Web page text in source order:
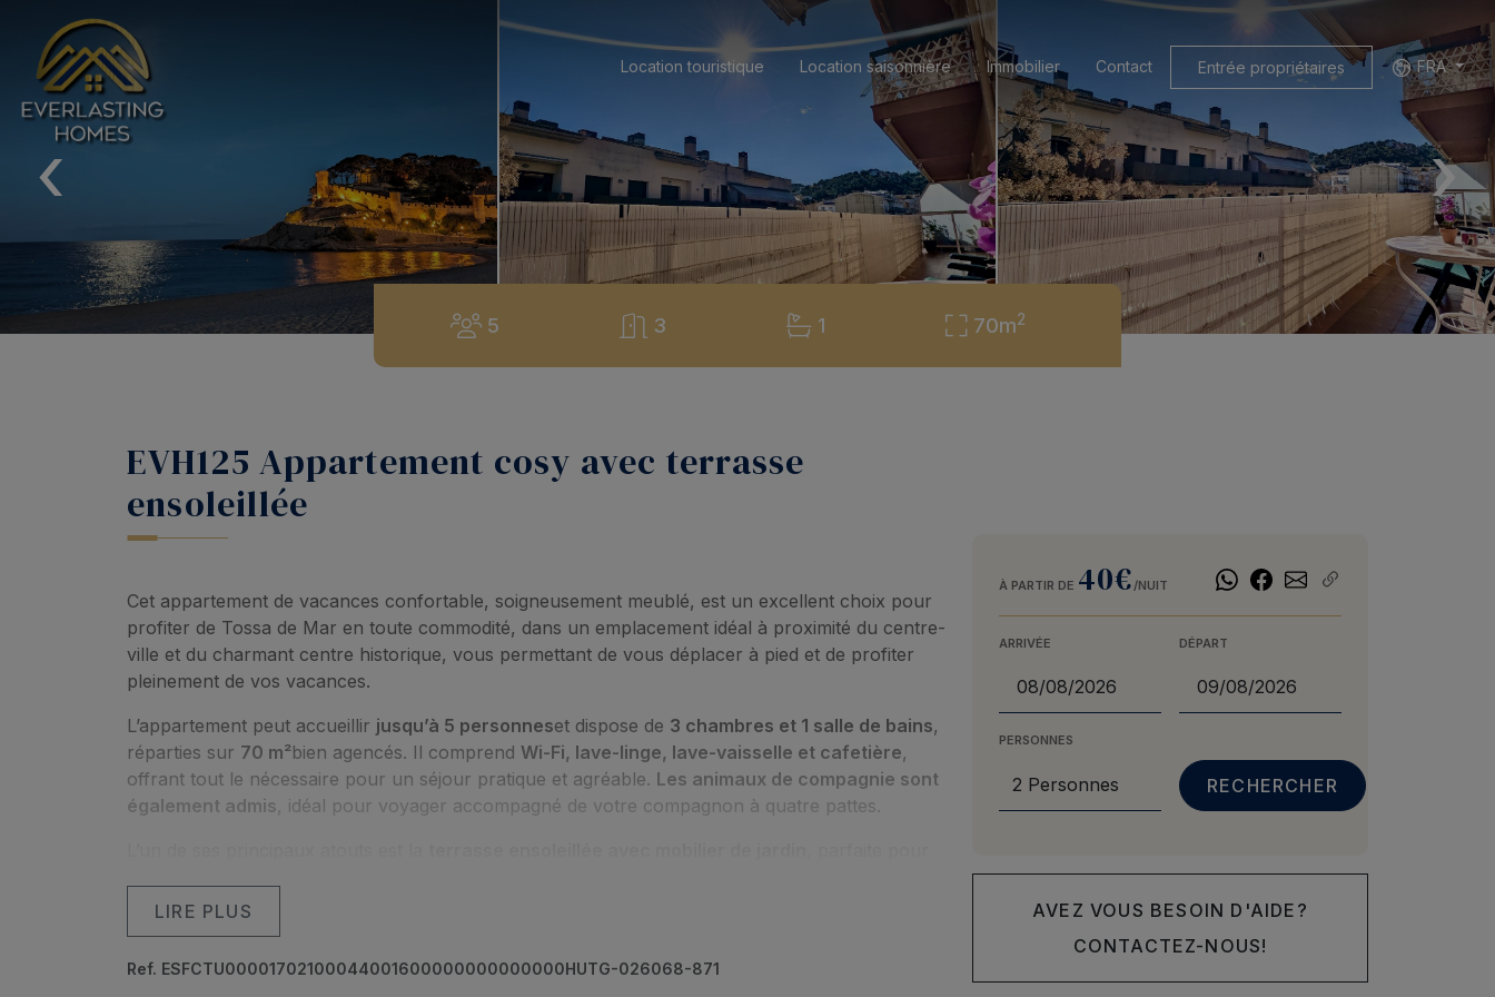
Location touristique Location saisonnière Immobilier Contact Entrée propriétaires FRA
5 3 1 70m2
‹ ›
EVH125 Appartement cosy avec terrasse
ensoleillée
À PARTIR DE 40€/NUIT
ARRIVÉE DÉPART
PERSONNES
AVEZ VOUS BESOIN D'AIDE?
CONTACTEZ-NOUS!
Cet appartement de vacances confortable, soigneusement meublé, est un excellent choix pour
profiter de Tossa de Mar en toute commodité, dans un emplacement idéal à proximité du centre-
ville et du charmant centre historique, vous permettant de vous déplacer à pied et de profiter
pleinement de vos vacances.
L’appartement peut accueillir jusqu’à 5 personneset dispose de 3 chambres et 1 salle de bains,
réparties sur 70 m²bien agencés. Il comprend Wi-Fi, lave-linge, lave-vaisselle et cafetière,
offrant tout le nécessaire pour un séjour pratique et agréable. Les animaux de compagnie sont
également admis, idéal pour voyager accompagné de votre compagnon à quatre pattes.
l’ambiance méditerranéenne.
pittoresques de la vieille ville ou déguster la cuisine locale dans les restaurants à proximité.
LIRE PLUS
Ref. ESFCTU00001702100044001600000000000000HUTG-026068-871